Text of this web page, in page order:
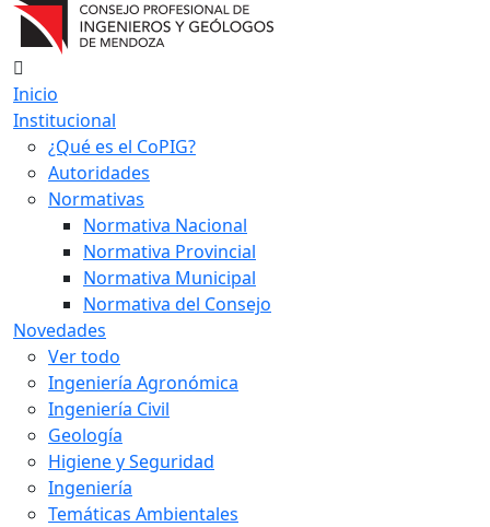
Inicio
Institucional
¿Qué es el CoPIG?
Autoridades
Normativas
Normativa Nacional
Normativa Provincial
Normativa Municipal
Normativa del Consejo
Novedades
Ver todo
Ingeniería Agronómica
Ingeniería Civil
Geología
Higiene y Seguridad
Ingeniería
Temáticas Ambientales